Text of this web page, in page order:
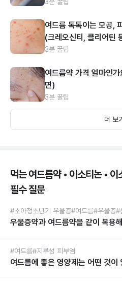
여드름 톡톡이는 모공,
(크레오신티, 클리어틴
3분 꿀팁
여드름약 가격 얼마인
면)
3분 꿀팁
더 보기
먹는 여드름약 • 이소티논 •
필수 질문
#소아청소년기 우울증#여드름#우울증#
우울증약과 여드름약을 같이 복용
#여드름#지루성 피부염
여드름에 좋은 영양제는 어떤 것이